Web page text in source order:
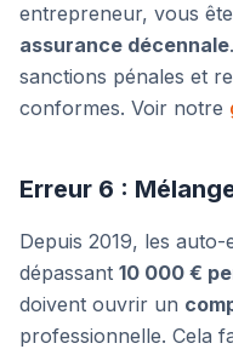
entrepreneur, vous
assurance décennale
sanctions pénales et
conformes. Voir notre
Erreur 6 :
Depuis 2019, les
dépassant 10 000 €
doivent ouvrir un
professionnelle. Cela